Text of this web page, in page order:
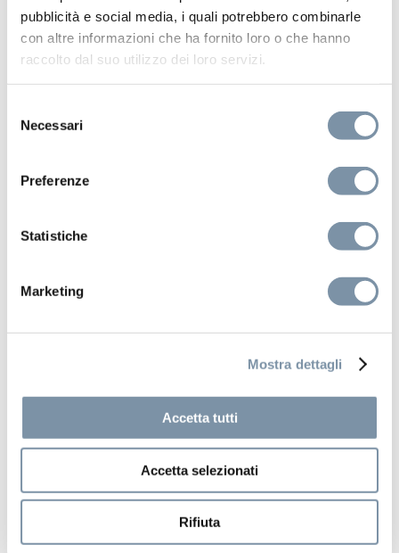
pubblicità e social media, i quali potrebbero combinarle
con altre informazioni che ha fornito loro o che hanno
raccolto dal suo utilizzo dei loro servizi.
delNecessari
Preferenze
Statistiche
Marketing
Mostra dettagli
Accetta tutti
Accetta selezionati
Rifiuta
SF130 D